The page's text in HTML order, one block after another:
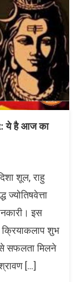
ये है आज का
शूल, राहु
इस
शुभ
सफलता मिलने
[…]